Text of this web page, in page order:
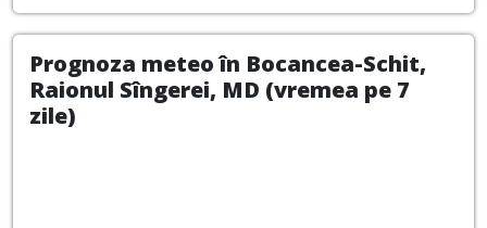
Prognoza meteo în Bocancea-Schit,
Raionul Sîngerei, MD (vremea pe 7
zile)